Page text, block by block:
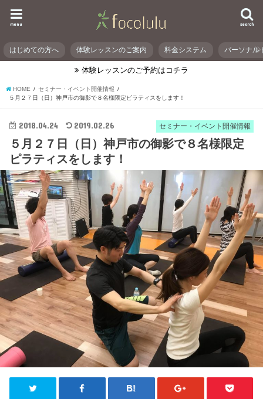
search
menu
はじめての方へ 体験レッスンのご案内 料金システム パーソナル
体験レッスンのご予約はコチラ
HOME
セミナー・イベント開催情報
５月２７日（日）神戸市の御影で８名様限定ピラティスをします！
セミナー・イベント開催情報
2018.04.24 2019.02.26
５月２７日（日）神戸市の御影で８名様限定
ピラティスをします！